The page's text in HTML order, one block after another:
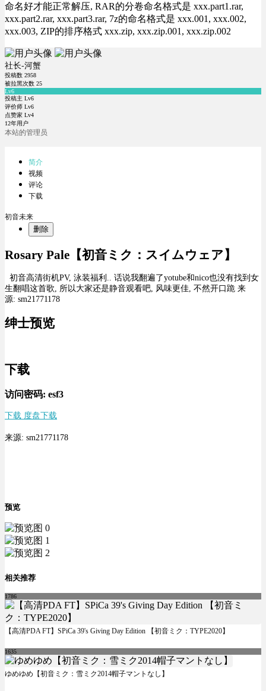
命名好才能正常解压, RAR的分卷命名格式是 xxx.part1.rar,
xxx.part2.rar, xxx.part3.rar, 7z的命名格式是 xxx.001, xxx.002,
xxx.003, ZIP的排序格式 xxx.zip, xxx.zip.001, xxx.zip.002
社长-河蟹
投稿数 2958
被拉黑次数 25
Lv6
投稿主 Lv6
评价师 Lv6
点赞家 Lv4
12年用户
本站的管理员
简介
视频
评论
下载
初音未来
删除
Rosary Pale【初音ミク：スイムウェア】
初音高清街机PV, 泳装福利.. 话说我翻遍了yotube和nico也没有找到女
生翻唱这首歌, 所以大家还是静音观看吧, 风味更佳, 不然开口跪 来
源: sm21771178
绅士预览
下载
访问密码: esf3
下载 度盘下载
来源: sm21771178
预览
相关推荐
1786
【高清PDA FT】SPiCa 39's Giving Day Edition 【初音ミク：TYPE2020】
1635
ゆめゆめ【初音ミク：雪ミク2014帽子マントなし】